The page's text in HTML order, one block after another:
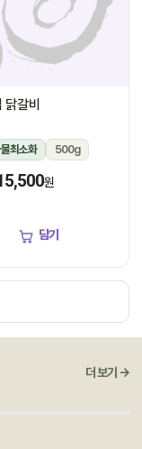
갈비
최소화
500g
원
담기
더 보기 →